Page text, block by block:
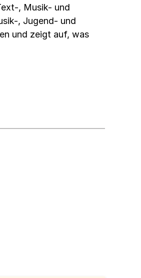
, Musik- und
, Jugend- und
und zeigt auf, was